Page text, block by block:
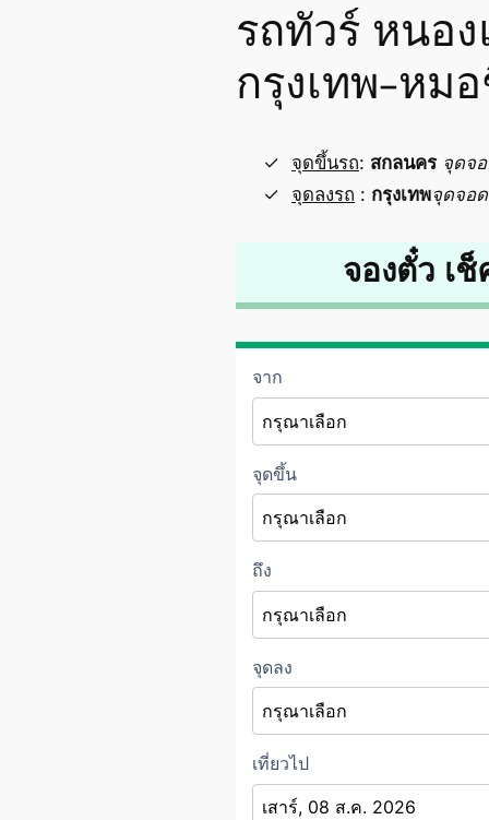
รถทัวร์ หนอ
กรุงเทพ-หม
จุดขึ้นรถ: สกลนคร จุดจ
จุดลงรถ : กรุงเทพจุดจอด
จองตั๋ว เ